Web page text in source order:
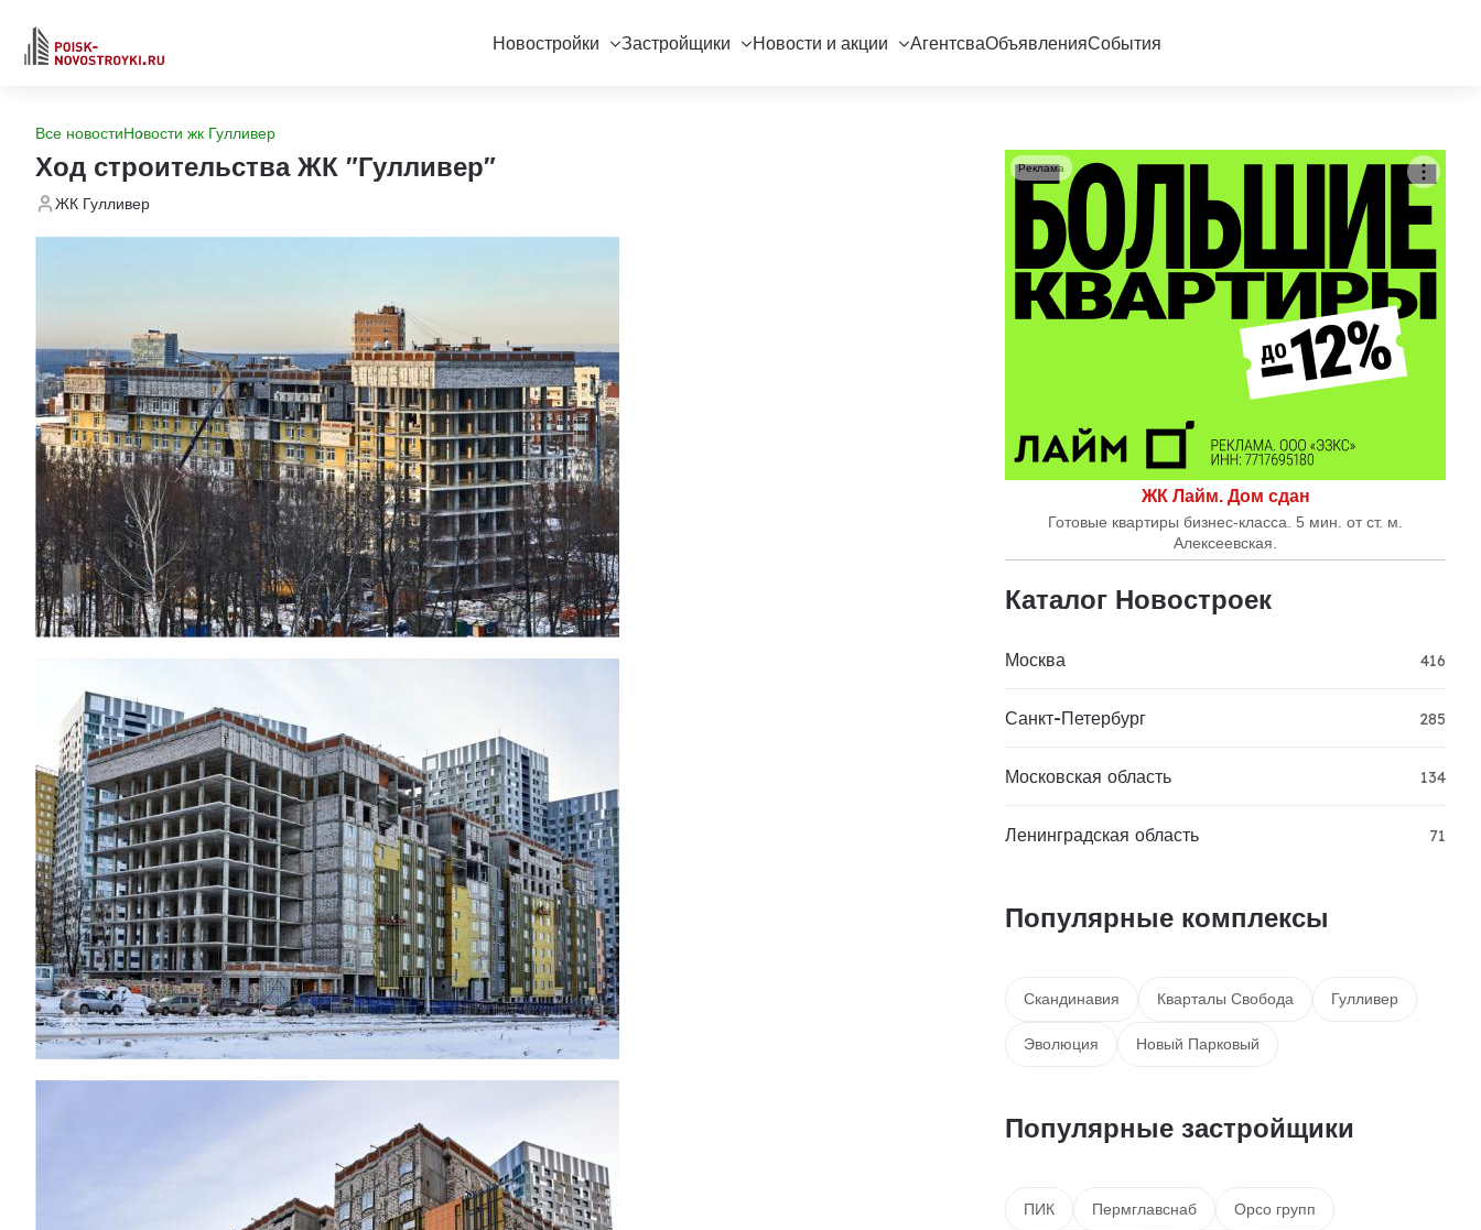
Новостройки Застройщики Новости и акции АгентсваОбъявленияСобытия
Все новостиНовости жк Гулливер
Ход строительства ЖК "Гулливер"
ЖК Гулливер
ЖК Лайм. Дом сдан
Готовые квартиры бизнес-класса. 5 мин. от ст. м.
Алексеевская.
Реклама
Каталог Новостроек
Москва 416
Санкт-Петербург 285
Московская область 134
Ленинградская область 71
Популярные комплексы
Скандинавия Кварталы Свобода Гулливер
Эволюция Новый Парковый
Популярные застройщики
ПИК Пермглавснаб Орсо групп